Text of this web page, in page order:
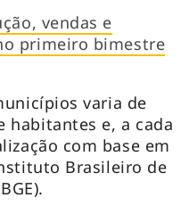
vendas e
primeiro bimestre
varia de
habitantes e, a cada
com base em
Brasileiro de